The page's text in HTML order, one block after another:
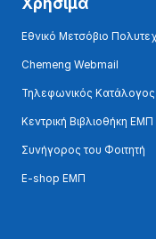
Εθνικό Μετσόβιο
Chemeng Webmail
Τηλεφωνικός
Κεντρική Βιβλιοθήκη ΕΜΠ
Συνήγορος του Φοιτητή
E-shop ΕΜΠ